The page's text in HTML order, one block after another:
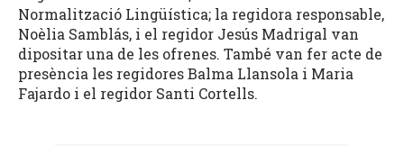
Normalització Lingüística; la regidora responsable,
Noèlia Samblás, i el regidor Jesús Madrigal van
dipositar una de les ofrenes. També van fer acte de
presència les regidores Balma Llansola i Maria
Fajardo i el regidor Santi Cortells.